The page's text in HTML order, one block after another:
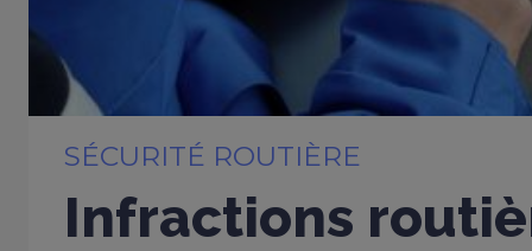
SÉCURITÉ ROUTIÈRE
Infractions